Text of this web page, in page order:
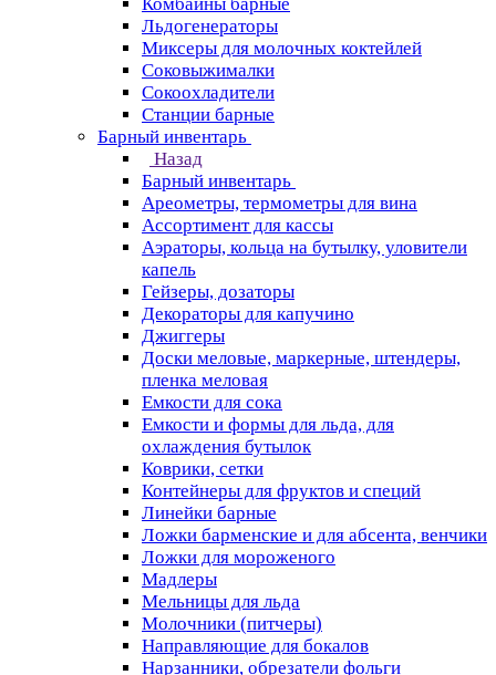
Льдогенераторы
Миксеры для молочных коктейлей
Соковыжималки
Сокоохладители
Станции барные
Барный инвентарь
Назад
Барный инвентарь
Ареометры, термометры для вина
Ассортимент для кассы
Аэраторы, кольца на бутылку, уловители
капель
Гейзеры, дозаторы
Декораторы для капучино
Джиггеры
Доски меловые, маркерные, штендеры,
пленка меловая
Емкости для сока
Емкости и формы для льда, для
охлаждения бутылок
Коврики, сетки
Контейнеры для фруктов и специй
Линейки барные
Ложки барменские и для абсента, венчики
Ложки для мороженого
Мадлеры
Мельницы для льда
Молочники (питчеры)
Направляющие для бокалов
Нарзанники, обрезатели фольги